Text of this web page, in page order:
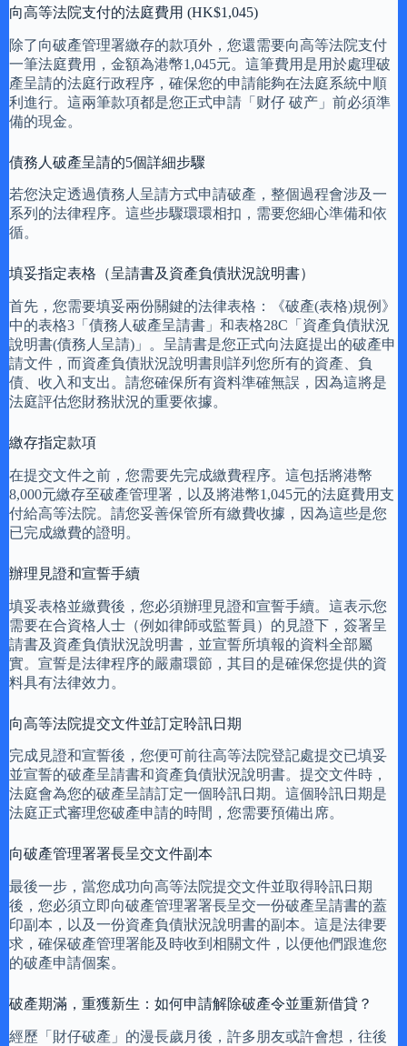
向高等法院支付的法庭費用 (HK$1,045)
除了向破產管理署繳存的款項外，您還需要向高等法院支付
一筆法庭費用，金額為港幣1,045元。這筆費用是用於處理破
產呈請的法庭行政程序，確保您的申請能夠在法庭系統中順
利進行。這兩筆款項都是您正式申請「财仔 破产」前必須準
備的現金。
債務人破產呈請的5個詳細步驟
若您決定透過債務人呈請方式申請破產，整個過程會涉及一
系列的法律程序。這些步驟環環相扣，需要您細心準備和依
循。
填妥指定表格（呈請書及資產負債狀況說明書）
首先，您需要填妥兩份關鍵的法律表格：《破產(表格)規例》
中的表格3「債務人破產呈請書」和表格28C「資產負債狀況
說明書(債務人呈請)」。呈請書是您正式向法庭提出的破產申
請文件，而資產負債狀況說明書則詳列您所有的資產、負
債、收入和支出。請您確保所有資料準確無誤，因為這將是
法庭評估您財務狀況的重要依據。
繳存指定款項
在提交文件之前，您需要先完成繳費程序。這包括將港幣
8,000元繳存至破產管理署，以及將港幣1,045元的法庭費用支
付給高等法院。請您妥善保管所有繳費收據，因為這些是您
已完成繳費的證明。
辦理見證和宣誓手續
填妥表格並繳費後，您必須辦理見證和宣誓手續。這表示您
需要在合資格人士（例如律師或監誓員）的見證下，簽署呈
請書及資產負債狀況說明書，並宣誓所填報的資料全部屬
實。宣誓是法律程序的嚴肅環節，其目的是確保您提供的資
料具有法律效力。
向高等法院提交文件並訂定聆訊日期
完成見證和宣誓後，您便可前往高等法院登記處提交已填妥
並宣誓的破產呈請書和資產負債狀況說明書。提交文件時，
法庭會為您的破產呈請訂定一個聆訊日期。這個聆訊日期是
法庭正式審理您破產申請的時間，您需要預備出席。
向破產管理署署長呈交文件副本
最後一步，當您成功向高等法院提交文件並取得聆訊日期
後，您必須立即向破產管理署署長呈交一份破產呈請書的蓋
印副本，以及一份資產負債狀況說明書的副本。這是法律要
求，確保破產管理署能及時收到相關文件，以便他們跟進您
的破產申請個案。
破產期滿，重獲新生：如何申請解除破產令並重新借貸？
經歷「財仔破產」的漫長歲月後，許多朋友或許會想，往後